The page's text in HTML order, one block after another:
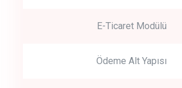
E-Ticaret Modülü
Ödeme Alt Yapısı